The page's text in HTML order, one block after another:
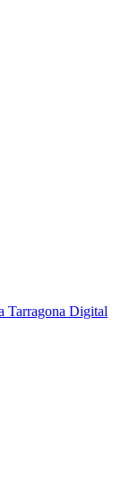
Tarragona Digital